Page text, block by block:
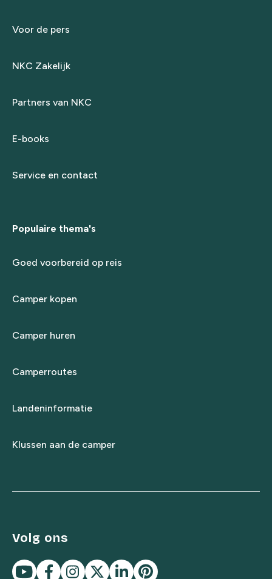
Voor de pers
NKC Zakelijk
Partners van NKC
E-books
Service en contact
Populaire thema's
Goed voorbereid op reis
Camper kopen
Camper huren
Camperroutes
Landeninformatie
Klussen aan de camper
Volg ons